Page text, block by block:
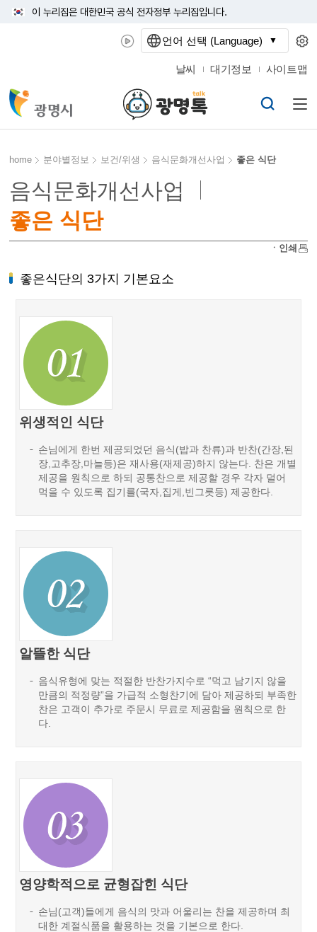
이 누리집은 대한민국 공식 전자정부 누리집입니다.
날씨 대기정보 사이트맵
home 분야별정보 보건/위생 음식문화개선사업 좋은 식단
음식문화개선사업
좋은 식단
ㆍ인쇄
좋은식단의 3가지 기본요소
위생적인 식단
손님에게 한번 제공되었던 음식(밥과 찬류)과 반찬(간장,된
장,고추장,마늘등)은 재사용(재제공)하지 않는다. 찬은 개별
제공을 원칙으로 하되 공통찬으로 제공할 경우 각자 덜어
먹을 수 있도록 집기를(국자,집게,빈그릇등) 제공한다.
알뜰한 식단
음식유형에 맞는 적절한 반찬가지수로 “먹고 남기지 않을
만큼의 적정량”을 가급적 소형찬기에 담아 제공하되 부족한
찬은 고객이 추가로 주문시 무료로 제공함을 원칙으로 한
다.
영양학적으로 균형잡힌 식단
손님(고객)들에게 음식의 맛과 어울리는 찬을 제공하며 최
대한 계절식품을 활용하는 것을 기본으로 한다.
언어 선택 (Language)